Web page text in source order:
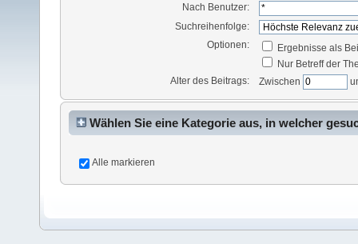
Nach Benutzer:
Suchreihenfolge:
Optionen:
Ergebnisse als
Nur Betreff der
Alter des Beitrags:
Zwischen
Wählen Sie eine Kategorie aus, in welcher
Alle markieren